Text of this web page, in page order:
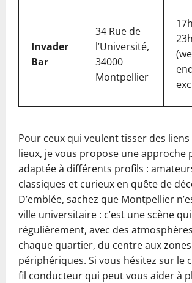
Invader
Bar
34 Rue de
l’Université,
34000
Montpellier
Pour ceux qui veulent tisser des
lieux, je vous propose une approche
adaptée à différents profils :
classiques et curieux en quête de
D’emblée, sachez que Montpellier
ville universitaire : c’est une scène
régulièrement, avec des
chaque quartier, du centre aux zones
périphériques. Si vous hésitez sur le
fil conducteur qui peut vous aider à